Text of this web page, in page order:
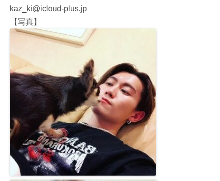
kaz_ki@icloud-plus.jp
【写真】